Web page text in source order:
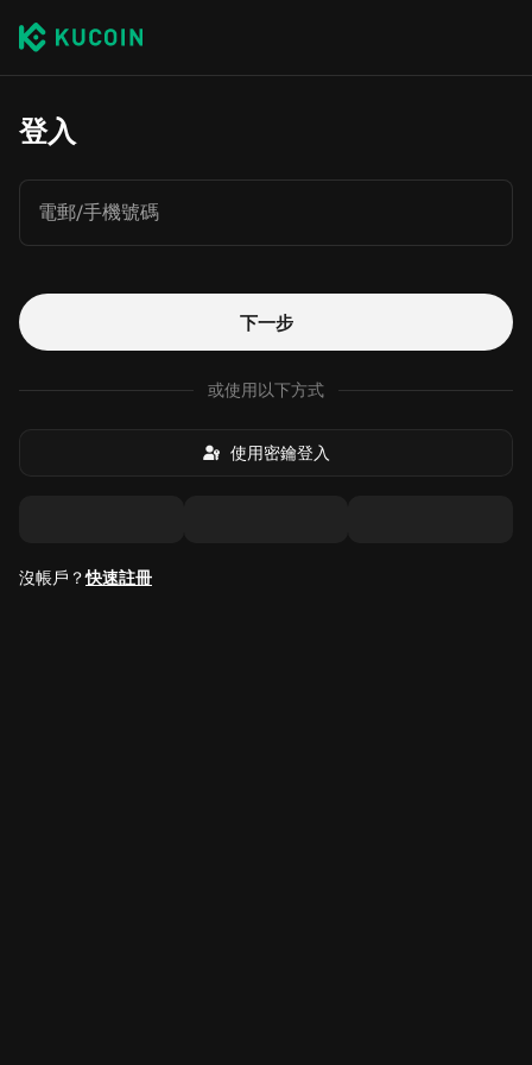
登入
電郵/手機號碼
下一步
或使用以下方式
使用密鑰登入
沒帳戶？快速註冊